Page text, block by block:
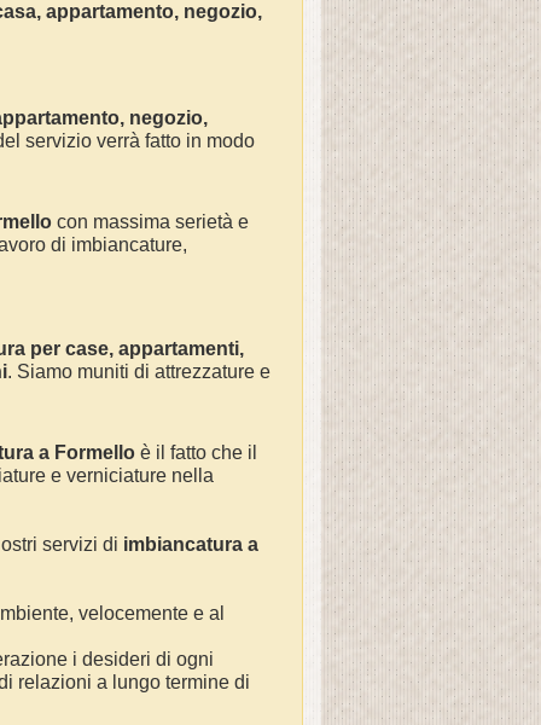
, appartamento, negozio,
negozio,
servizio verrà fatto in modo
con massima serietà e
di imbiancature,
per case, appartamenti,
. Siamo muniti di attrezzature e
a Formello è il fatto che il
e verniciature nella
servizi di imbiancatura a
velocemente e al
i desideri di ogni
relazioni a lungo termine di